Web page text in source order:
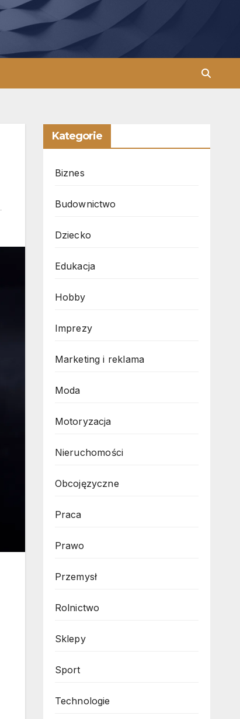
Kategorie
Biznes
Budownictwo
Dziecko
Edukacja
Hobby
Imprezy
Marketing i reklama
Moda
Motoryzacja
Nieruchomości
Obcojęzyczne
Praca
Prawo
Przemysł
Rolnictwo
Sklepy
Sport
Technologie